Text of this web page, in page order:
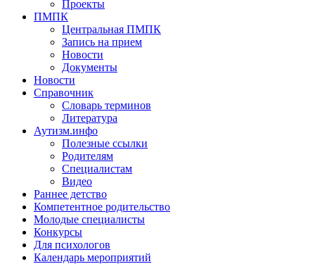
Проекты
ПМПК
Центральная ПМПК
Запись на прием
Новости
Документы
Новости
Справочник
Словарь терминов
Литература
Аутизм.инфо
Полезные ссылки
Родителям
Специалистам
Видео
Раннее детство
Компетентное родительство
Молодые специалисты
Конкурсы
Для психологов
Календарь мероприятий